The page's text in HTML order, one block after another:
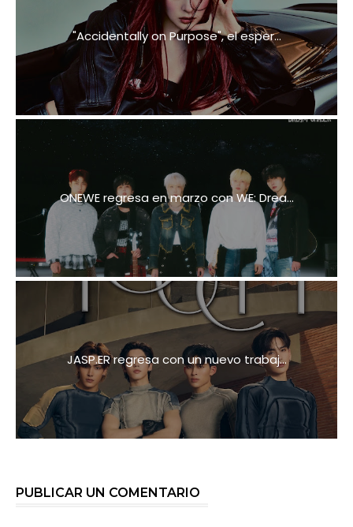
"Accidentally on Purpose", el esper...
ONEWE regresa en marzo con WE: Drea...
JASP.ER regresa con un nuevo trabaj...
PUBLICAR UN COMENTARIO